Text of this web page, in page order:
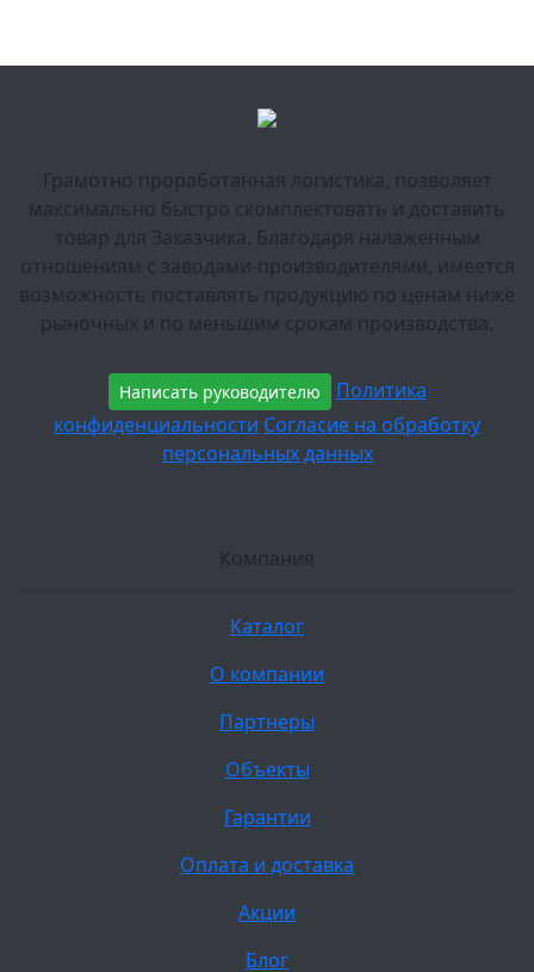
Грамотно проработанная логистика, позволяет
максимально быстро скомплектовать и доставить
товар для Заказчика. Благодаря налаженным
отношениям с заводами-производителями, имеется
возможность поставлять продукцию по ценам ниже
рыночных и по меньшим срокам производства.
Написать руководителю
Политика
конфиденциальности Согласие на обработку
персональных данных
Компания
Каталог
О компании
Партнеры
Объекты
Гарантии
Оплата и доставка
Акции
Блог